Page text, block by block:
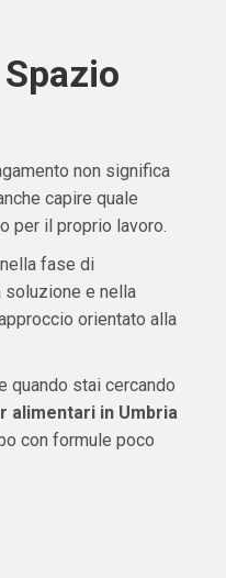
non significa
capire quale
per il proprio lavoro.
fase di
soluzione e nella
orientato alla
quando stai cercando
alimentari in Umbria
con formule poco